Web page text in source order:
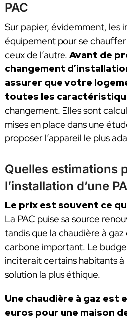
PAC
Sur papier, évidemment, les
équipement pour se chauffer
ceux de l’autre. Avant de
changement
assurer que votre
toutes les
changement. Elles sont
mises en place dans une
proposer l’appareil le plus
Quelles estimations
l’installation d’une
Le prix est souvent ce
La PAC puise sa source
tandis que la chaudière à
carbone important. Le
inciterait certains habitants à
solution la plus éthique.
Une chaudière à gaz est
euros pour une maison